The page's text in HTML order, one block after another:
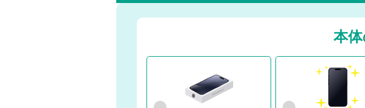
本